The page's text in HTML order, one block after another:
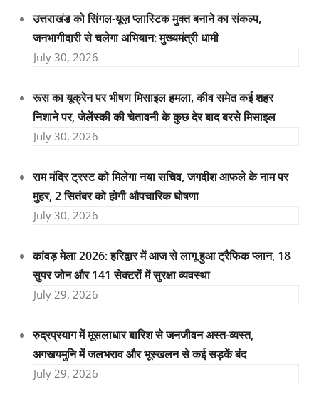
उत्तराखंड को सिंगल-यूज़ प्लास्टिक मुक्त बनाने का संकल्प,
जनभागीदारी से चलेगा अभियान: मुख्यमंत्री धामी
July 30, 2026
रूस का यूक्रेन पर भीषण मिसाइल हमला, कीव समेत कई शहर
निशाने पर, जेलेंस्की की चेतावनी के कुछ देर बाद बरसे मिसाइल
July 30, 2026
राम मंदिर ट्रस्ट को मिलेगा नया सचिव, जगदीश आफले के नाम पर
मुहर, 2 सितंबर को होगी औपचारिक घोषणा
July 30, 2026
कांवड़ मेला 2026: हरिद्वार में आज से लागू हुआ ट्रैफिक प्लान, 18
सुपर जोन और 141 सेक्टरों में सुरक्षा व्यवस्था
July 29, 2026
रुद्रप्रयाग में मूसलाधार बारिश से जनजीवन अस्त-व्यस्त,
अगस्त्यमुनि में जलभराव और भूस्खलन से कई सड़कें बंद
July 29, 2026